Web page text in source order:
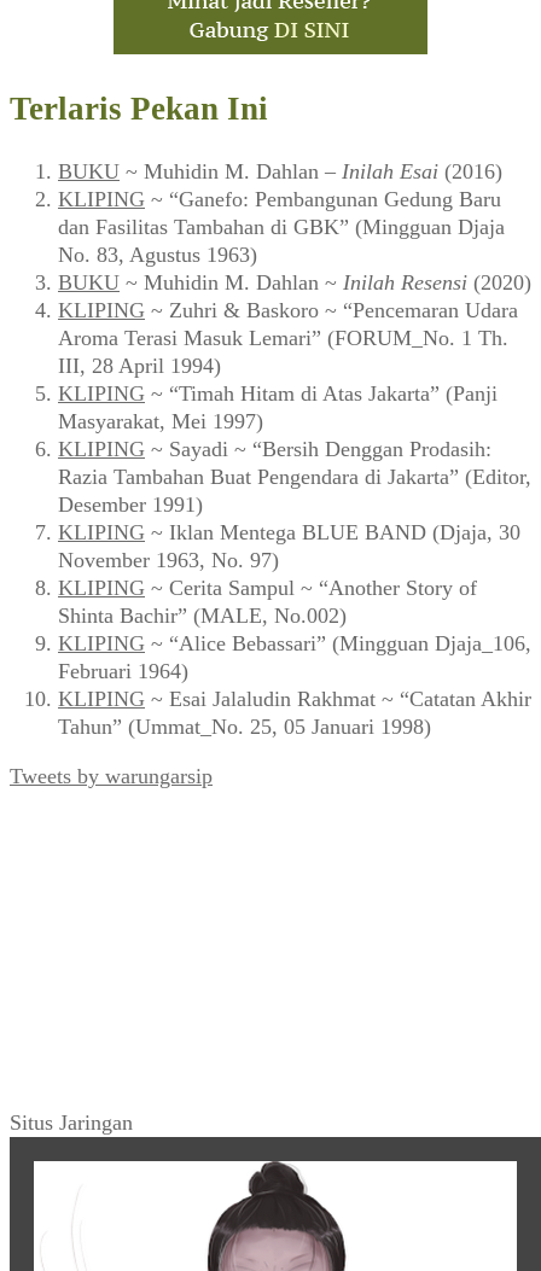
Terlaris Pekan Ini
BUKU ~ Muhidin M. Dahlan – Inilah Esai (2016)
KLIPING ~ “Ganefo: Pembangunan Gedung Baru
dan Fasilitas Tambahan di GBK” (Mingguan Djaja
No. 83, Agustus 1963)
BUKU ~ Muhidin M. Dahlan ~ Inilah Resensi (2020)
KLIPING ~ Zuhri & Baskoro ~ “Pencemaran Udara
Aroma Terasi Masuk Lemari” (FORUM_No. 1 Th.
III, 28 April 1994)
KLIPING ~ “Timah Hitam di Atas Jakarta” (Panji
Masyarakat, Mei 1997)
KLIPING ~ Sayadi ~ “Bersih Denggan Prodasih:
Razia Tambahan Buat Pengendara di Jakarta” (Editor,
Desember 1991)
KLIPING ~ Iklan Mentega BLUE BAND (Djaja, 30
November 1963, No. 97)
KLIPING ~ Cerita Sampul ~ “Another Story of
Shinta Bachir” (MALE, No.002)
KLIPING ~ “Alice Bebassari” (Mingguan Djaja_106,
Februari 1964)
KLIPING ~ Esai Jalaludin Rakhmat ~ “Catatan Akhir
Tahun” (Ummat_No. 25, 05 Januari 1998)
Tweets by warungarsip
Situs Jaringan